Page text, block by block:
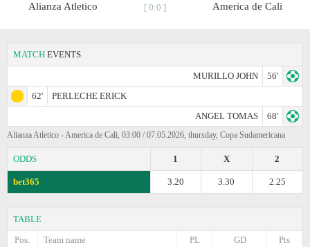
Alianza Atletico [ 0:0 ] America de Cali
MATCH EVENTS
MURILLO JOHN
56'
62'
PERLECHE ERICK
ANGEL TOMAS
68'
Alianza Atletico - America de Cali, 03:00 / 07.05.2026, thursday, Copa Sudamericana
ODDS 2
X
1
bet365 2.25
3.30
3.20
TABLE
Pos.
Team name Pts
GD
PL